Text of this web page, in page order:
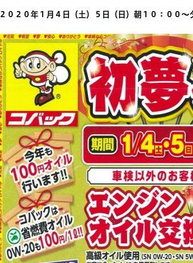
２０２０年１月４日（土）５日（日）朝１０：００